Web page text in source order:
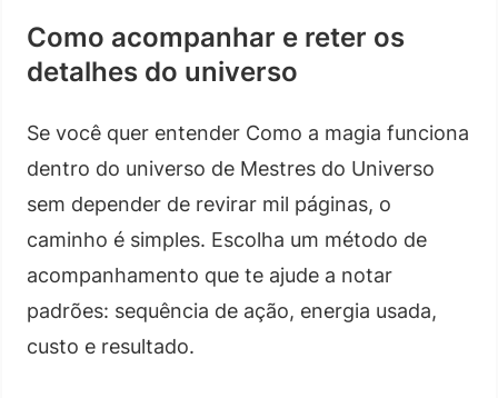
Como acompanhar e reter os
detalhes do universo
Se você quer entender Como a magia funciona
dentro do universo de Mestres do Universo
sem depender de revirar mil páginas, o
caminho é simples. Escolha um método de
acompanhamento que te ajude a notar
padrões: sequência de ação, energia usada,
custo e resultado.